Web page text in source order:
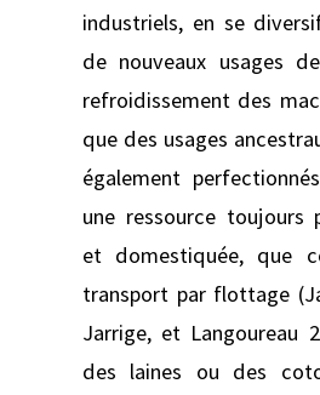
industriels, en se
de nouveaux usages
refroidissement des
que des usages
également
une ressource toujours
et domestiquée, que
transport par flottage
Jarrige, et Langoureau
des laines ou des